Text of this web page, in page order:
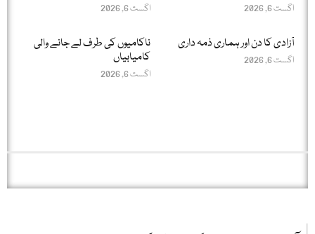
اگست 6, 2026 اگست 6, 2026
آزادی کا دن اور ہماری ذمہ داری
اگست 6, 2026
ناکامیوں کی طرف لے جانے والی
کامیابیاں
اگست 6, 2026